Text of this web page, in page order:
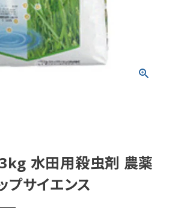
水田用殺虫剤 農薬
プサイエンス